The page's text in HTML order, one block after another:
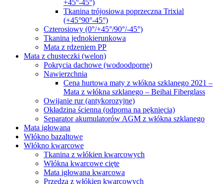
+45°-45°)
Tkanina trójosiowa poprzeczna Trixial
(+45°90°-45°)
Czterosiowy (0°/+45°/90°/-45°)
Tkanina jednokierunkowa
Mata z rdzeniem PP
Mata z chusteczki (welon)
Pokrycia dachowe (wodoodporne)
Nawierzchnia
Cena hurtowa maty z włókna szklanego 2021 –
Mata z włókna szklanego – Beihai Fiberglass
Owijanie rur (antykorozyjne)
Okładzina ścienna (odporna na pęknięcia)
Separator akumulatorów AGM z włókna szklanego
Mata igłowana
Włókno bazaltowe
Włókno kwarcowe
Tkanina z włókien kwarcowych
Włókna kwarcowe cięte
Mata igłowana kwarcowa
Przędza z włókien kwarcowych